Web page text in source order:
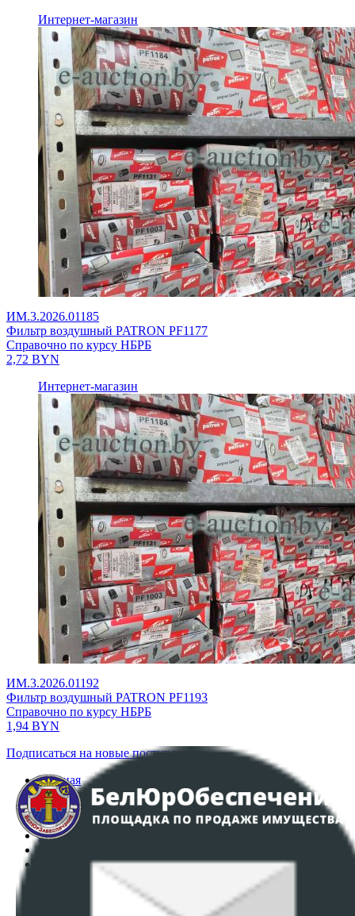
Интернет-магазин
ИМ.3.2026.01185
Фильтр воздушный PATRON PF1177
Справочно по курсу НБРБ
2,72 BYN
Интернет-магазин
ИМ.3.2026.01192
Фильтр воздушный PATRON PF1193
Справочно по курсу НБРБ
1,94 BYN
Подписаться на новые поступления
Главная
Аукционы
Интернет-магазин
Регламент организации и проведения торгов
Политика в отношении обработки персональных
ПОЛОЖЕНИЕ О ПОЛИТИКЕ ОБРАБОТКИ COOKIE-